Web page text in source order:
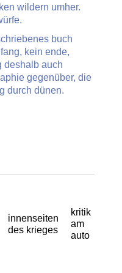
wildern umher.
buch
kein ende,
deshalb auch
gegenüber, die
durch dünen.
innenseiten
des krieges
kritik
am
auto